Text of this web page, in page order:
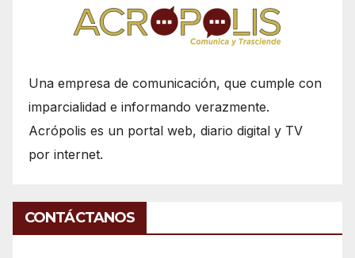
Una empresa de comunicación, que cumple con
imparcialidad e informando verazmente.
Acrópolis es un portal web, diario digital y TV
por internet.
CONTÁCTANOS